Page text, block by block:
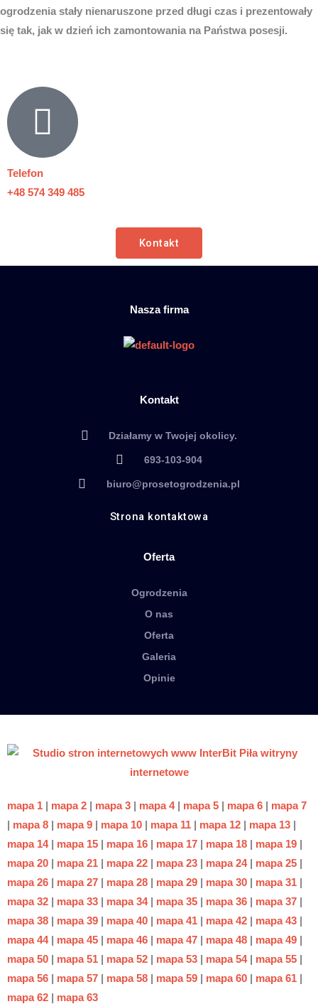
ogrodzenia stały nienaruszone przed długi czas i prezentowały
się tak, jak w dzień ich zamontowania na Państwa posesji.
Telefon
+48 574 349 485
Kontakt
Nasza firma
Kontakt
Działamy w Twojej okolicy.
693-103-904
biuro@prosetogrodzenia.pl
Strona kontaktowa
Oferta
Ogrodzenia
O nas
Oferta
Galeria
Opinie
mapa 1 mapa 2 mapa 3 mapa 4| mapa 5 mapa 6
mapa 7
mapa 8 mapa 9 mapa 10 mapa 11 mapa 12 mapa 13
mapa 14| mapa 15 mapa 16 mapa 17 mapa 18 mapa 19
mapa 20
mapa 21 mapa 22 mapa 23 mapa 24| mapa 25
mapa 26
mapa 27 mapa 28 mapa 29 mapa 30 mapa 31
mapa 32
mapa 33 mapa 34| mapa 35 mapa 36 mapa 37
mapa 38
mapa 39 mapa 40 mapa 41 mapa 42 mapa 43
mapa 44| mapa 45 mapa 46 mapa 47 mapa 48 mapa 49
mapa 50
mapa 51 mapa 52 mapa 53 mapa 54| mapa 55
mapa 56
mapa 57 mapa 58 mapa 59 mapa 60 mapa 61
mapa 62
mapa 63